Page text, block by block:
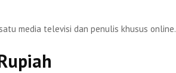
media televisi dan penulis khusus online.